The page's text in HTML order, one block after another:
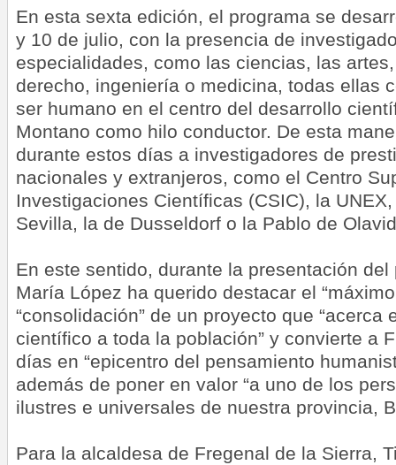
En esta sexta edición, el programa se
y 10 de julio, con la presencia de
especialidades, como las ciencias, las
derecho, ingeniería o medicina, todas ellas
ser humano en el centro del desarrollo
Montano como hilo conductor. De esta
durante estos días a investigadores de
nacionales y extranjeros, como el Centro
Investigaciones Científicas (CSIC), la
Sevilla, la de Dusseldorf o la Pablo de
En este sentido, durante la presentación
María López ha querido destacar el
“consolidación” de un proyecto que “acerca
científico a toda la población” y convierte a
días en “epicentro del pensamiento
además de poner en valor “a uno de los
ilustres e universales de nuestra provincia,
Para la alcaldesa de Fregenal de la Sierra,